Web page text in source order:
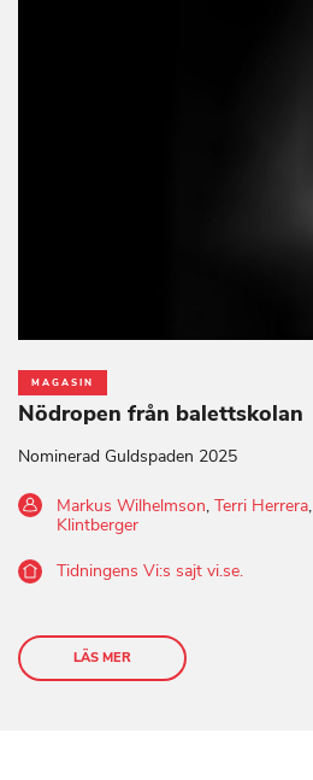
MAGASIN
Nödropen från balettskolan
Nominerad Guldspaden 2025
Markus Wilhelmson,Terri Herrera,
Klintberger
Tidningens Vi:s sajt vi.se.
LÄS MER